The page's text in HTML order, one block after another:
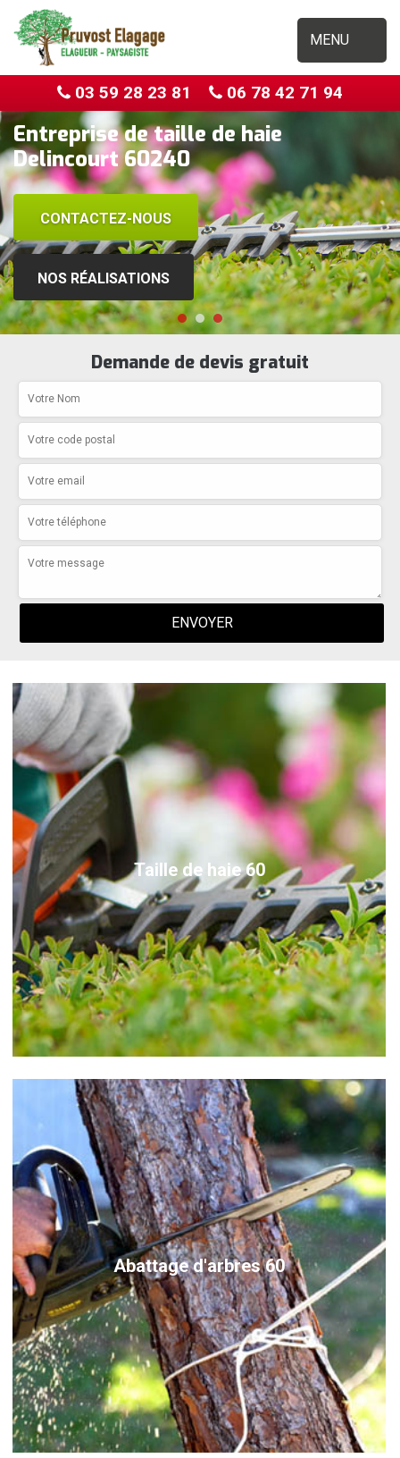
MENU
03 59 28 23 81 06 78 42 71 94
Entreprise de taille de haie
Delincourt 60240
CONTACTEZ-NOUS
NOS RÉALISATIONS
Demande de devis gratuit
Taille de haie 60
Abattage d'arbres 60